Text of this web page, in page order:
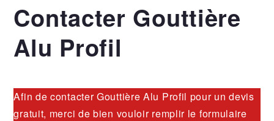
Contacter Gouttière
Alu Profil
Afin de contacter Gouttière Alu Profil pour un devis
gratuit, merci de bien vouloir remplir le formulaire